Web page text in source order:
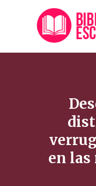
en las